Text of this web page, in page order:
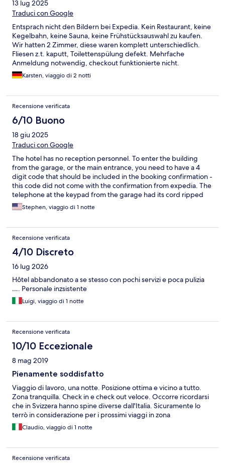
13 lug 2025
Traduci con Google
Entsprach nicht den Bildern bei Expedia. Kein Restaurant, keine
Kegelbahn, keine Sauna, keine Frühstücksauswahl zu kaufen.
Wir hatten 2 Zimmer, diese waren komplett unterschiedlich.
Fliesen z.t. kaputt, Toilettenspülung defekt. Mehrfache
Anmeldung notwendig, checkout funktionierte nicht.
Insgesamt nicht zu empfehlen.
Karsten, viaggio di 2 notti
Recensione verificata
6/10 Buono
18 giu 2025
Traduci con Google
The hotel has no reception personnel. To enter the building
from the garage, or the main entrance, you need to have a 4
digit code that should be included in the booking confirmation -
this code did not come with the confirmation from expedia. The
telephone at the keypad from the garage had its cord ripped
out of the wall, so it was not usuable to gain entry. Once inside,
you had to check-in at a terminal that required the booking
information entered at time of booking had to be re-entered in
order to prepare a key. Check-out at the terminal did not
function. Aside from all of these difficulties, the room was ok.
very basic, but comfortable bed, and good functioning shower.
Stephen, viaggio di 1 notte
Recensione verificata
4/10 Discreto
16 lug 2026
Hôtel abbandonato a se stesso con pochi servizi e poca pulizia
…. Personale inzsistente
Luigi, viaggio di 1 notte
Recensione verificata
10/10 Eccezionale
8 mag 2019
Pienamente soddisfatto
Viaggio di lavoro, una notte. Posizione ottima e vicino a tutto.
Zona tranquilla. Check in e check out veloce. Occorre ricordarsi
che in Svizzera hanno spine diverse dall'Italia. Sicuramente lo
terrò in considerazione per i prossimi viaggi in zona
Claudio, viaggio di 1 notte
Recensione verificata